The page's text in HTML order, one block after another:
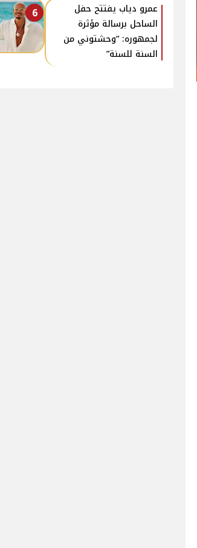
6
عمرو دياب يفتتح حفل
الساحل برسالة مؤثرة
لجمهوره: “وحشتوني من
السنة للسنة”